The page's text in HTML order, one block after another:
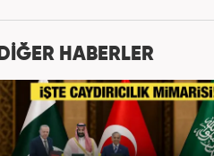
DİĞER HABERLER